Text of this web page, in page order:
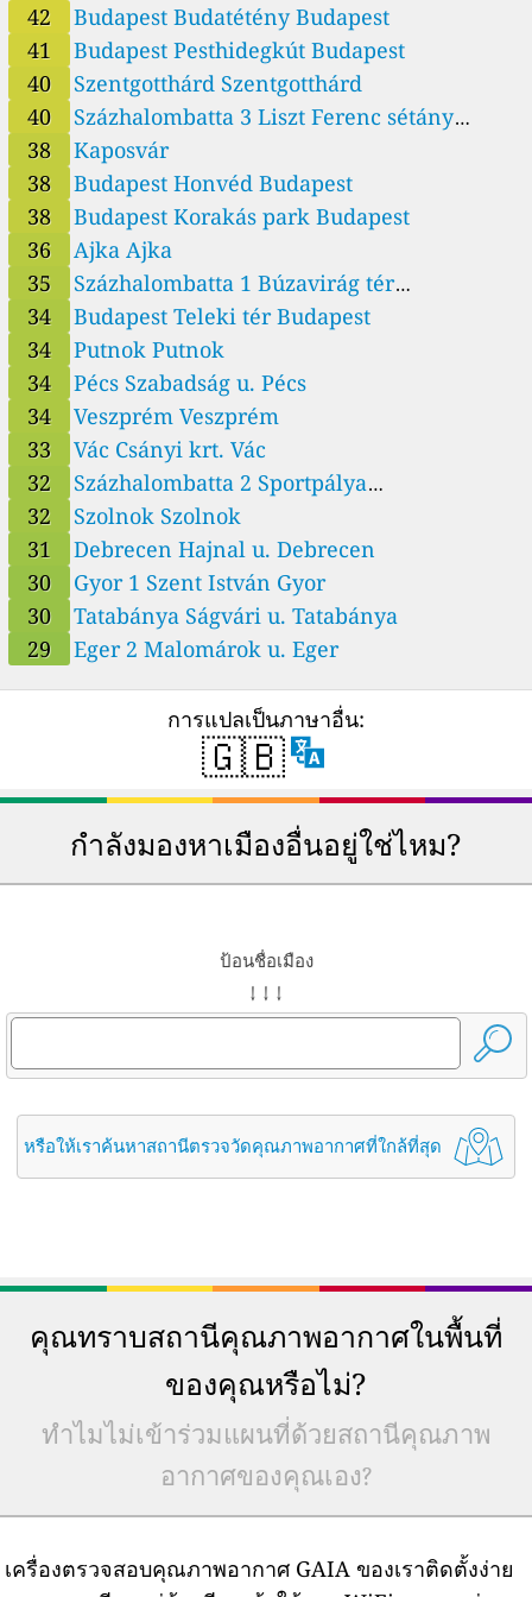
42
Budapest Budatétény Budapest
41
Budapest Pesthidegkút Budapest
40
Szentgotthárd Szentgotthárd
40
Százhalombatta 3 Liszt Ferenc sétány
Százhalombatta
38
Kaposvár
38
Budapest Honvéd Budapest
38
Budapest Korakás park Budapest
36
Ajka Ajka
35
Százhalombatta 1 Búzavirág tér
Százhalombatta
34
Budapest Teleki tér Budapest
34
Putnok Putnok
34
Pécs Szabadság u. Pécs
34
Veszprém Veszprém
33
Vác Csányi krt. Vác
32
Százhalombatta 2 Sportpálya
Százhalombatta
32
Szolnok Szolnok
31
Debrecen Hajnal u. Debrecen
30
Gyor 1 Szent István Gyor
30
Tatabánya Ságvári u. Tatabánya
29
Eger 2 Malomárok u. Eger
การแปลเป็นภาษาอื่น:
🇬🇧
กำลังมองหาเมืองอื่นอยู่ใช่ไหม?
ป้อนชื่อเมือง
↓ ↓ ↓
หรือให้เราค้นหาสถานีตรวจวัดคุณภาพอากาศที่ใกล้ที่สุด
คุณทราบสถานีคุณภาพอากาศในพื้นที่
ของคุณหรือไม่?
ทำไมไม่เข้าร่วมแผนที่ด้วยสถานีคุณภาพ
อากาศของคุณเอง?
เครื่องตรวจสอบคุณภาพอากาศ GAIA ของเราติดตั้งง่าย